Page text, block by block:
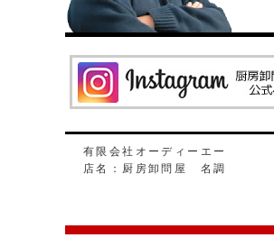
有限会社オーディーエー
店名：厨房卸問屋 名調